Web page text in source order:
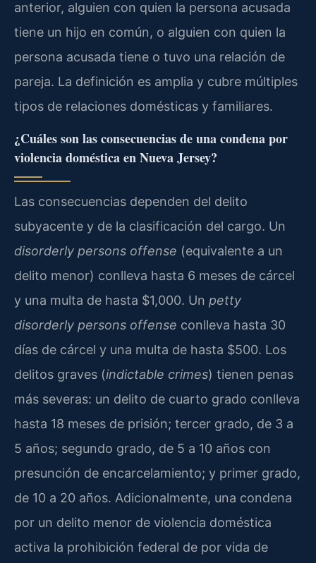
anterior, alguien con quien la persona acusada
tiene un hijo en común, o alguien con quien la
persona acusada tiene o tuvo una relación de
pareja. La definición es amplia y cubre múltiples
tipos de relaciones domésticas y familiares.
¿Cuáles son las consecuencias de una condena por
violencia doméstica en Nueva Jersey?
Las consecuencias dependen del delito
subyacente y de la clasificación del cargo. Un
disorderly persons offense (equivalente a un
delito menor) conlleva hasta 6 meses de cárcel
y una multa de hasta $1,000. Un petty
disorderly persons offense conlleva hasta 30
días de cárcel y una multa de hasta $500. Los
delitos graves (indictable crimes) tienen penas
más severas: un delito de cuarto grado conlleva
hasta 18 meses de prisión; tercer grado, de 3 a
5 años; segundo grado, de 5 a 10 años con
presunción de encarcelamiento; y primer grado,
de 10 a 20 años. Adicionalmente, una condena
por un delito menor de violencia doméstica
activa la prohibición federal de por vida de